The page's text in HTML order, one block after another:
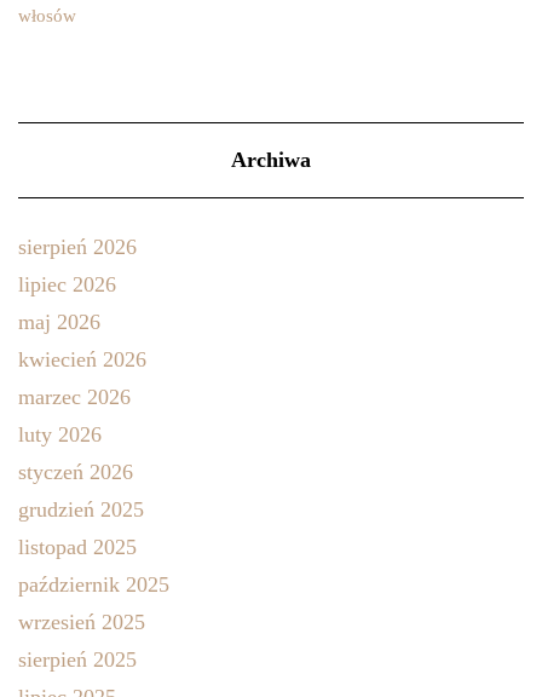
Archiwa
sierpień 2026
lipiec 2026
maj 2026
kwiecień 2026
marzec 2026
luty 2026
styczeń 2026
grudzień 2025
listopad 2025
październik 2025
wrzesień 2025
sierpień 2025